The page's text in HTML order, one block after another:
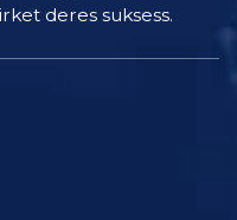
deres suksess.